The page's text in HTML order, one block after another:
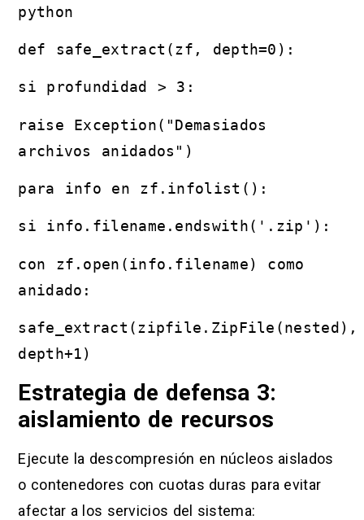
python
def safe_extract(zf, depth=0):
si profundidad > 3:
raise Exception("Demasiados
archivos anidados")
para info en zf.infolist():
si info.filename.endswith('.zip'):
con zf.open(info.filename) como
anidado:
safe_extract(zipfile.ZipFile(nested),
depth+1)
Estrategia de defensa 3:
aislamiento de recursos
Ejecute la descompresión en núcleos aislados
o contenedores con cuotas duras para evitar
afectar a los servicios del sistema: